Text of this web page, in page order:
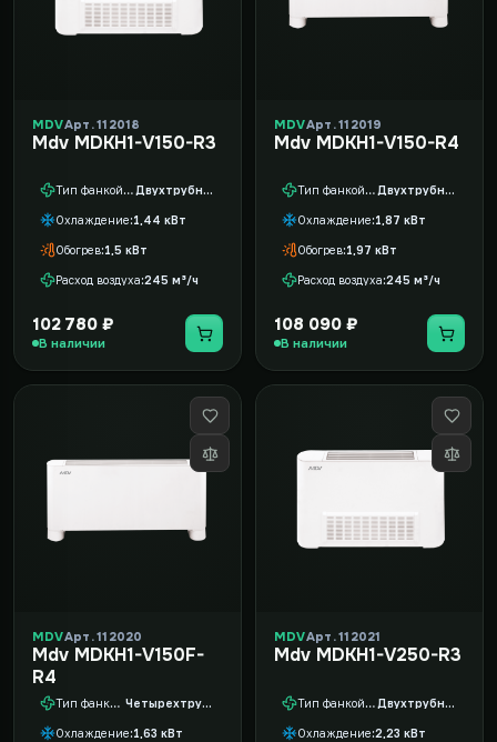
MDVАрт. 112018
Mdv MDKH1-V150-R3
Тип фанкойла Двухтрубный
Охлаждение 1,44 кВт
Обогрев 1,5 кВт
Расход воздуха 245 м³/ч
102 780 ₽
В наличии
MDVАрт. 112019
Mdv MDKH1-V150-R4
Тип фанкойла Двухтрубный
Охлаждение 1,87 кВт
Обогрев 1,97 кВт
Расход воздуха 245 м³/ч
108 090 ₽
В наличии
MDVАрт. 112020
Mdv MDKH1-V150F-
R4
Тип фанкойла Четырехтрубный
Охлаждение 1,63 кВт
MDVАрт. 112021
Mdv MDKH1-V250-R3
Тип фанкойла Двухтрубный
Охлаждение 2,23 кВт